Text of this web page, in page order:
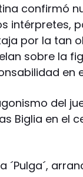
confirmó
intérpretes,
por la tan
sobre la
en
del
Biglia en el
´Pulga´,